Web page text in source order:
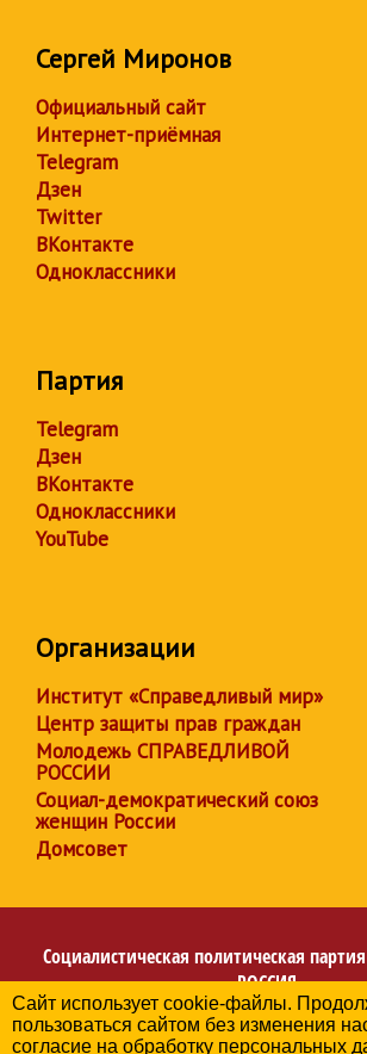
Сергей Миронов
Официальный сайт
Интернет-приёмная
Telegram
Дзен
Twitter
ВКонтакте
Одноклассники
Партия
Telegram
Дзен
ВКонтакте
Одноклассники
YouTube
Организации
Институт «Справедливый мир»
Центр защиты прав граждан
Молодежь СПРАВЕДЛИВОЙ
РОССИИ
Социал-демократический союз
женщин России
Домсовет
Социалистическая политическая партия
РОССИЯ
Региональное отделение партии в
автономном округе –
Сайт использует cookie-файлы.
пользоваться сайтом без изменения
согласие на обработку персональных